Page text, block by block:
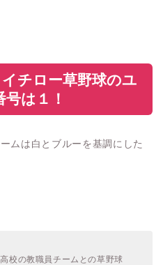
イチロー草野球のユ
は１！
ムは白とブルーを基調にした
校の教職員チームとの草野球